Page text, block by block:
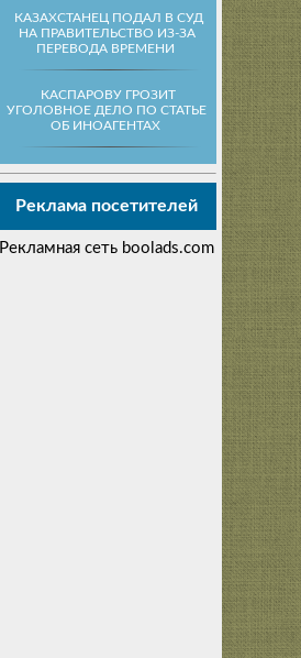
КАЗАХСТАНЕЦ ПОДАЛ В СУД
НА ПРАВИТЕЛЬСТВО ИЗ-ЗА
ПЕРЕВОДА ВРЕМЕНИ
КАСПАРОВУ ГРОЗИТ
УГОЛОВНОЕ ДЕЛО ПО СТАТЬЕ
ОБ ИНОАГЕНТАХ
Реклама посетителей
Рекламная сеть boolads.com